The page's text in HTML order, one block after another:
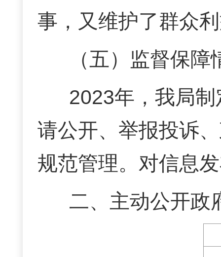
事，又维护了群众
（五）监督保障
2023年，我局
请公开、举报投诉
规范管理。 对信息
二、主动公开政